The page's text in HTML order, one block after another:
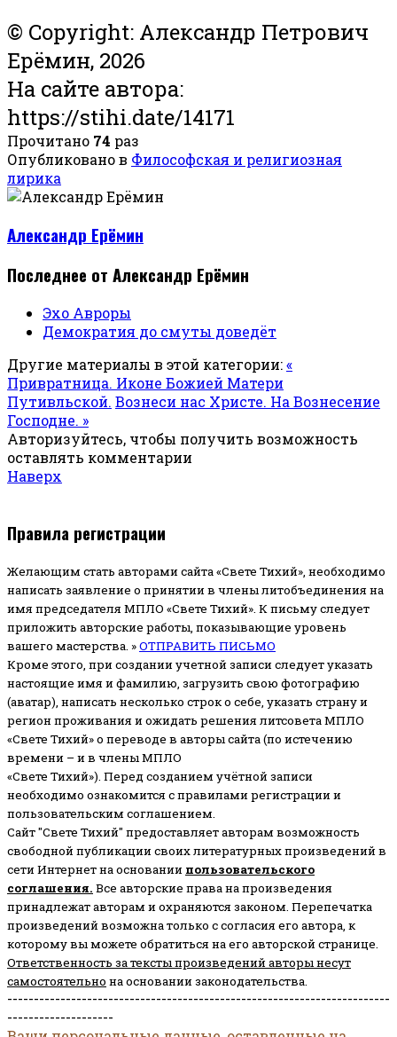
© Copyright: Александр Петрович
Ерёмин, 2026
На сайте автора:
https://stihi.date/14171
Прочитано 74 раз
Опубликовано в Философская и религиозная
лирика
Александр Ерёмин
Последнее от Александр Ерёмин
Эхо Авроры
Демократия до смуты доведёт
Другие материалы в этой категории:«
Привратница. Иконе Божией Матери
Путивльской. Вознеси нас Христе. На Вознесение
Господне. »
Авторизуйтесь, чтобы получить возможность
оставлять комментарии
Наверх
Правила регистрации
Желающим стать авторами сайта «Свете Тихий», необходимо
написать заявление о принятии в члены литобъединения на
имя председателя МПЛО «Свете Тихий». К письму следует
приложить авторские работы, показывающие уровень
вашего мастерства. »ОТПРАВИТЬ ПИСЬМО
Кроме этого, при создании учетной записи следует указать
настоящие имя и фамилию, загрузить свою фотографию
(аватар), написать несколько строк о себе, указать страну и
регион проживания и ожидать решения литсовета МПЛО
«Свете Тихий» о переводе в авторы сайта (по истечению
времени – и в члены МПЛО
«Свете Тихий»). Перед созданием учётной записи
необходимо ознакомится с правилами регистрации и
пользовательским соглашением.
Сайт "Свете Тихий" предоставляет авторам возможность
свободной публикации своих литературных произведений в
сети Интернет на основании пользовательского
соглашения. Все авторские права на произведения
принадлежат авторам и охраняются законом. Перепечатка
произведений возможна только с согласия его автора, к
которому вы можете обратиться на его авторской странице.
Ответственность за тексты произведений авторы несут
самостоятельно на основании законодательства.
------------------------------------------------------------------------
--------------------